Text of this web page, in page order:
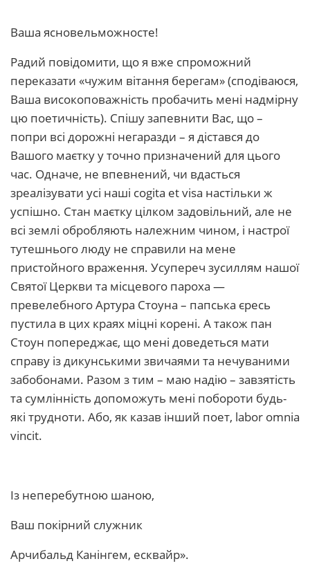
Ваша ясновельможносте!
Радий повідомити, що я вже спроможний
переказати «чужим вітання берегам» (сподіваюся,
Ваша високоповажність пробачить мені надмірну
цю поетичність). Спішу запевнити Вас, що –
попри всі дорожні негаразди – я дістався до
Вашого маєтку у точно призначений для цього
час. Одначе, не впевнений, чи вдасться
зреалізувати усі наші cogita et visa настільки ж
успішно. Стан маєтку цілком задовільний, але не
всі землі обробляють належним чином, і настрої
тутешнього люду не справили на мене
пристойного враження. Усупереч зусиллям нашої
Святої Церкви та місцевого пароха —
превелебного Артура Стоуна – папська єресь
пустила в цих краях міцні корені. А також пан
Стоун попереджає, що мені доведеться мати
справу із дикунськими звичаями та нечуваними
забобонами. Разом з тим – маю надію – завзятість
та сумлінність допоможуть мені побороти будь-
які трудноти. Або, як казав інший поет, labor omnia
vincit.
Із неперебутною шаною,
Ваш покірний служник
Арчибальд Канінгем, есквайр».